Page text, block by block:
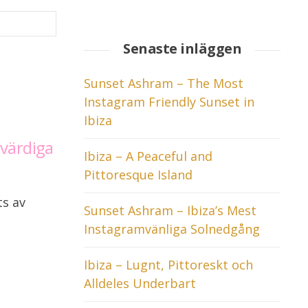
av
Senaste inläggen
Sunset Ashram – The Most
Instagram Friendly Sunset in
Ibiza
Ibiza – A Peaceful and
Pittoresque Island
Sunset Ashram – Ibiza’s Mest
Instagramvänliga Solnedgång
Ibiza – Lugnt, Pittoreskt och
Alldeles Underbart